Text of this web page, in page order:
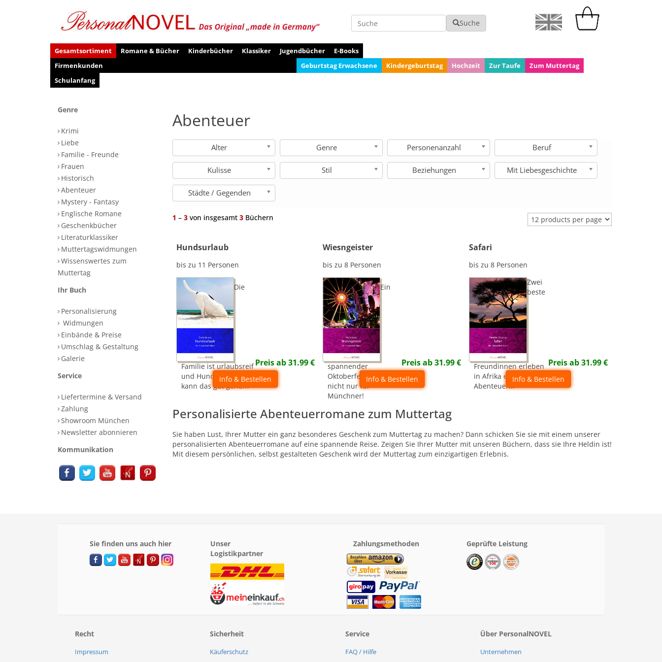
Suche Suche
Gesamtsortiment Romane & Bücher Kinderbücher Klassiker Jugendbücher
E-Books
Firmenkunden
Geburtstag Erwachsene Kindergeburtstag Hochzeit Zur Taufe
Zum Muttertag
Schulanfang
Genre
Krimi
Liebe
Familie - Freunde
Frauen
Historisch
Abenteuer
Mystery - Fantasy
Englische Romane
Geschenkbücher
Literaturklassiker
Muttertagswidmungen
Wissenswertes zum
Muttertag
Ihr Buch
Personalisierung
Widmungen
Einbände & Preise
Umschlag & Gestaltung
Galerie
Service
Liefertermine & Versand
Zahlung
Showroom München
Newsletter abonnieren
Kommunikation
Abenteuer
Alter Genre Personenanzahl Beruf
Kulisse Stil Beziehungen Mit Liebesgeschichte
Städte / Gegenden
1 – 3von insgesamt 3Büchern
Hundsurlaub
bis zu 11 Personen
Die
Familie ist urlaubsreif
und Hund muss mit -
kann das gut gehen?
Preis ab31.99€
Info & Bestellen
Wiesngeister
bis zu 8 Personen
Ein
spannender
Oktoberfest-Krimi -
nicht nur für
Münchner!
Preis ab31.99 €
Info & Bestellen
Safari
bis zu 8 Personen
Zwei
beste
Freundinnen erleben
in Afrika ein
Abenteuer...
Preis ab31.99€
Info & Bestellen
Personalisierte Abenteuerromane zum Muttertag
Sie haben Lust, Ihrer Mutter ein ganz besonderes Geschenk zum Muttertag zu machen? Dann schicken Sie sie mit einem unserer
personalisierten Abenteuerromane auf eine spannende Reise. Zeigen Sie Ihrer Mutter mit unseren Büchern, dass sie Ihre Heldin ist!
Mit diesem persönlichen, selbst gestalteten Geschenk wird der Muttertag zum einzigartigen Erlebnis.
Sie finden uns auch hier
Unser
Logistikpartner
Zahlungsmethoden Geprüfte Leistung
Recht
Impressum
Sicherheit
Käuferschutz
Service
FAQ / Hilfe
Über PersonalNOVEL
Unternehmen